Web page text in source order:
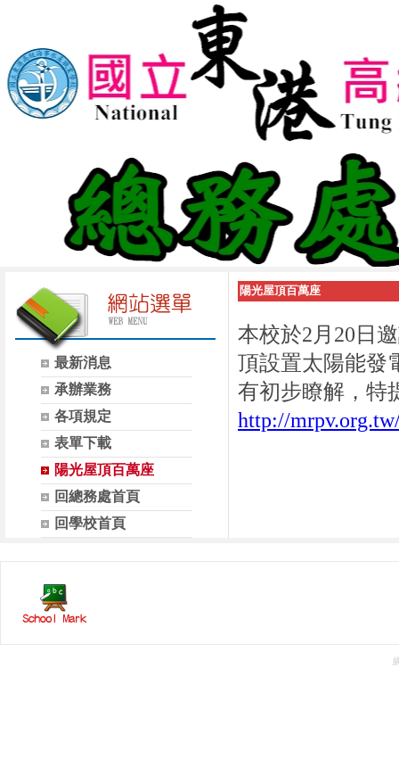
最新消息
承辦業務
各項規定
表單下載
陽光屋頂百萬座
回總務處首頁
回學校首頁
陽光屋頂百萬座
本校於2 月 20 日
頂設置太陽能發
有初步瞭解，特
http://